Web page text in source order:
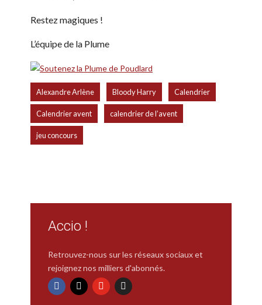
Restez magiques !
L’équipe de la Plume
Alexandre Arlène Bloody Harry Calendrier
Calendrier avent calendrier de l’avent
jeu concours
Accio !
Retrouvez-nous sur les réseaux sociaux et
rejoignez nos milliers d'abonnés.